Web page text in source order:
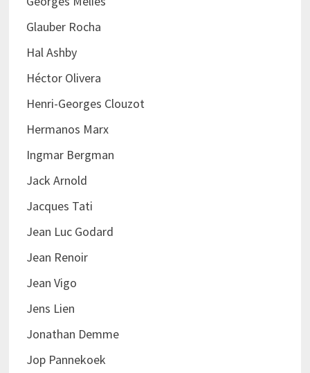
Glauber Rocha
Hal Ashby
Héctor Olivera
Henri-Georges Clouzot
Hermanos Marx
Ingmar Bergman
Jack Arnold
Jacques Tati
Jean Luc Godard
Jean Renoir
Jean Vigo
Jens Lien
Jonathan Demme
Jop Pannekoek